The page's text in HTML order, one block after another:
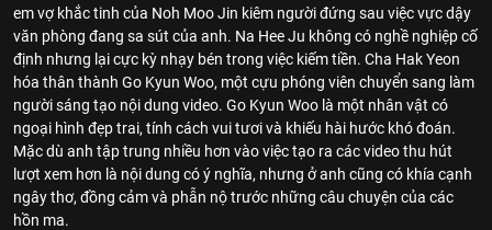
em vợ khắc tinh của Noh Moo Jin kiêm người đứng sau việc vực dậy
văn phòng đang sa sút của anh. Na Hee Ju không có nghề nghiệp cố
định nhưng lại cực kỳ nhạy bén trong việc kiếm tiền. Cha Hak Yeon
hóa thân thành Go Kyun Woo, một cựu phóng viên chuyển sang làm
người sáng tạo nội dung video. Go Kyun Woo là một nhân vật có
ngoại hình đẹp trai, tính cách vui tươi và khiếu hài hước khó đoán.
Mặc dù anh tập trung nhiều hơn vào việc tạo ra các video thu hút
lượt xem hơn là nội dung có ý nghĩa, nhưng ở anh cũng có khía cạnh
ngây thơ, đồng cảm và phẫn nộ trước những câu chuyện của các
hồn ma.